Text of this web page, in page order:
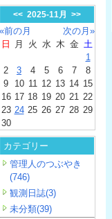
<< 2025-11月 >>
«前の月
次の月»
日
月 火 水 木 金 土
1
2
3 4 5 6 7
8
9
10 11 12 13 14 15
16 17 18 19 20 21 22
23 24 25 26 27 28 29
30
カテゴリー
管理人のつぶやき
(746)
観測日誌(3)
未分類(39)